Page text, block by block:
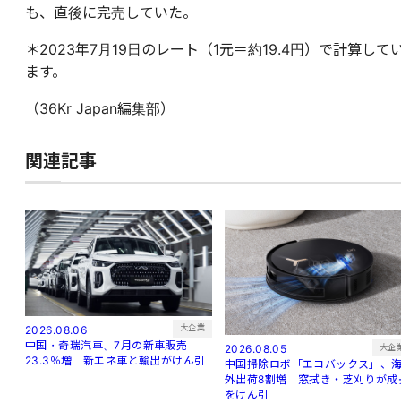
も、直後に完売していた。
＊2023年7月19日のレート（1元＝約19.4円）で計算して
ます。
（36Kr Japan編集部）
関連記事
2026.08.06 大企業
中国・奇瑞汽車、7月の新車販売
23.3％増 新エネ車と輸出がけん引
2026.08.05 大企
中国掃除ロボ「エコバックス」、
外出荷8割増 窓拭き・芝刈りが成
をけん引